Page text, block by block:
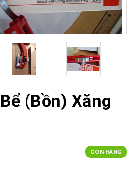
(Bồn) Xăng
CÒN HÀNG